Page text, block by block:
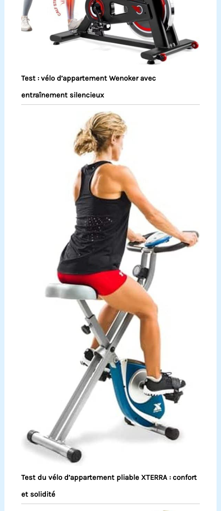
Test : vélo d’appartement Wenoker avec
entraînement silencieux
Test du vélo d’appartement pliable XTERRA : confort
et solidité